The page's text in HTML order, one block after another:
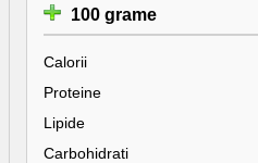
100 grame
Calorii
Proteine
Lipide
Carbohidrati